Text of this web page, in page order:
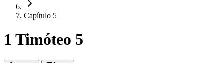
Capítulo 5
1 Timóteo 5